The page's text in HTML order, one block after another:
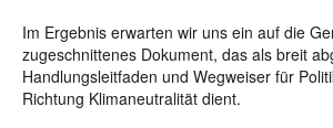
Im Ergebnis erwarten wir uns ein auf die
zugeschnittenes Dokument, das als breit
Handlungsleitfaden und Wegweiser für
Richtung Klimaneutralität dient.